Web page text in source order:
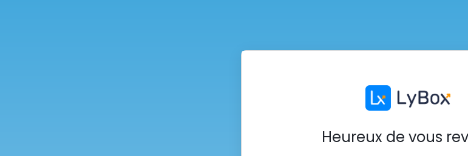
Heureux de vous